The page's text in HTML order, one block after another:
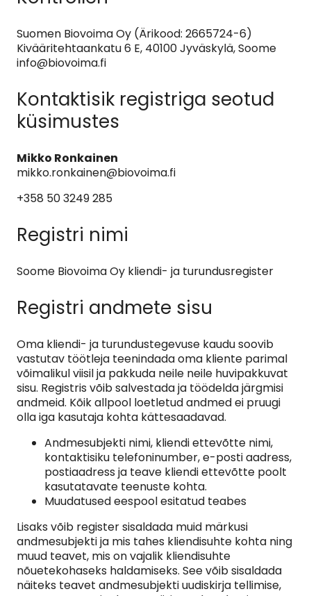
Suomen Biovoima Oy (Ärikood: 2665724-6)
Kivääritehtaankatu 6 E, 40100 Jyväskylä, Soome
info@biovoima.fi
Kontaktisik registriga seotud
küsimustes
Mikko Ronkainen
mikko.ronkainen@biovoima.fi
+358 50 3249 285
Registri nimi
Soome Biovoima Oy kliendi- ja turundusregister
Registri andmete sisu
Oma kliendi- ja turundustegevuse kaudu soovib
vastutav töötleja teenindada oma kliente parimal
võimalikul viisil ja pakkuda neile neile huvipakkuvat
sisu. Registris võib salvestada ja töödelda järgmisi
andmeid. Kõik allpool loetletud andmed ei pruugi
olla iga kasutaja kohta kättesaadavad.
Andmesubjekti nimi, kliendi ettevõtte nimi,
kontaktisiku telefoninumber, e-posti aadress,
postiaadress ja teave kliendi ettevõtte poolt
kasutatavate teenuste kohta.
Muudatused eespool esitatud teabes
Lisaks võib register sisaldada muid märkusi
andmesubjekti ja mis tahes kliendisuhte kohta ning
muud teavet, mis on vajalik kliendisuhte
nõuetekohaseks haldamiseks. See võib sisaldada
näiteks teavet andmesubjekti uudiskirja tellimise,